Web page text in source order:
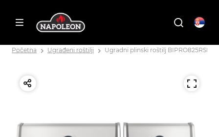
Početna Ugrađeni roštilji Ugradni plinski roštilj